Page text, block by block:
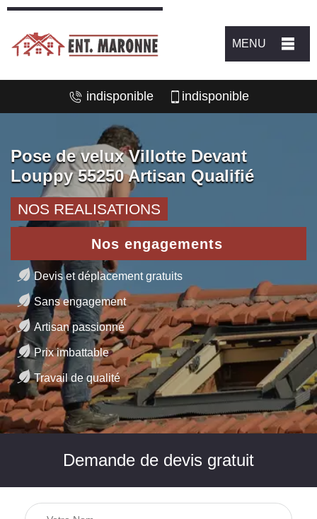
MENU
indisponible indisponible
Pose de velux Villotte Devant
Louppy 55250 Artisan Qualifié
NOS REALISATIONS
Nos engagements
Devis et déplacement gratuits
Sans engagement
Artisan passionné
Prix imbattable
Travail de qualité
Demande de devis gratuit